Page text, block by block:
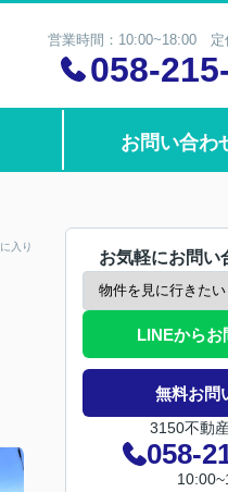
営業時間：10:00~18:00 定
058-
お問い合わ
入り
お気軽にお問い
LINEからお
無料お問
3150不動
058-